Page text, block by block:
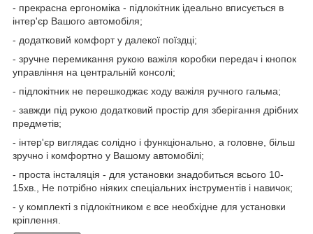
- прекрасна ергономіка - підлокітник ідеально вписується в
інтер'єр Вашого автомобіля;
- додатковий комфорт у далекої поїздці;
- зручне перемикання рукою важіля коробки передач і кнопок
управління на центральній консолі;
- підлокітник не перешкоджає ходу важіля ручного гальма;
- завжди під рукою додатковий простір для зберігання дрібних
предметів;
- інтер'єр виглядає солідно і функціонально, а головне, більш
зручно і комфортно у Вашому автомобілі;
- проста інсталяція - для установки знадобиться всього 10-
15хв., Не потрібно ніяких спеціальних інструментів і навичок;
- у комплекті з підлокітником є все необхідне для установки
кріплення.